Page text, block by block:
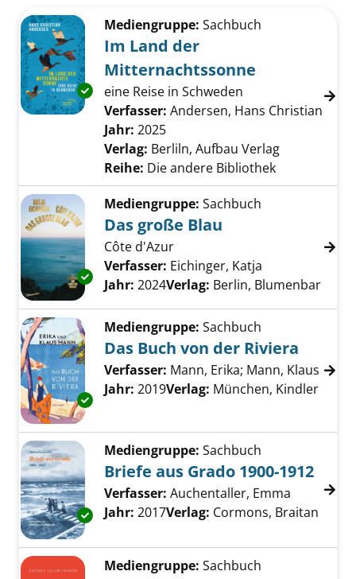
Zu den Suchfiltern springen
Exemplar-Details von Im Land der
Mediengruppe: Sachbuch
Im Land der
Mitternachtssonne
eine Reise in Schweden
Verfasser: Andersen, Hans Christian
Jahr: 2025
Verlag: Berliln, Aufbau Verlag
Reihe: Die andere Bibliothek
Exemplar-Details von Das große Blau
Mediengruppe: Sachbuch
Das große Blau
Côte d'Azur
Verfasser: Eichinger, Katja
Jahr: 2024Verlag: Berlin, Blumenbar
Exemplar-Details von Das Buch von der
Mediengruppe: Sachbuch
Das Buch von der Riviera
Verfasser: Mann, Erika; Mann, Klaus
Jahr: 2019Verlag: München, Kindler
Exemplar-Details von Briefe aus Grado 1900-
Mediengruppe: Sachbuch
Briefe aus Grado 1900-1912
Verfasser: Auchentaller, Emma Suche
Jahr: 2017Verlag: Cormons, Braitan
Mediengruppe: Sachbuch